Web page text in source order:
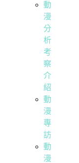
動
漫
分
析
考
察
介
紹
動
漫
專
訪
動
漫